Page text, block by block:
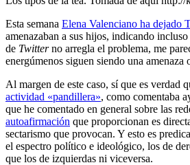
Esta semana Elena Valenciano ha dejado
amenazaban a sus hijos, indicando
de Twitterno arregla el problema, me
energúmenos siguen siendo una amenaza
Al margen de este caso, sí que es verdad
actividad «pandillera», como comentaba
que he comentado en general sobre las
autoafirmación que proporcionan es
sectarismo que provocan. Y esto es
el espectro político e ideológico, los de
que los de izquierdas ni viceversa.